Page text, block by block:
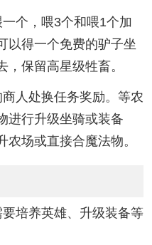
个，喂3个和喂1个加
以得一个免费的驴子坐
保留高星级牲畜。
人处换任务奖励。等农
进行升级坐骑或装备
场或直接合魔法物。
培养英雄、升级装备等